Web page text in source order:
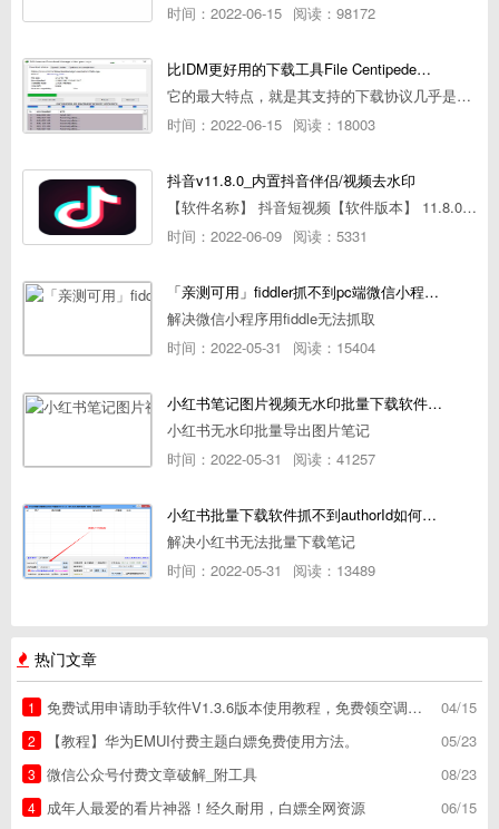
时间：2022-06-15 阅读：98172
比IDM更好用的下载工具File Centipede文件蜈蚣-秒杀迅雷-直接飞起！
它的最大特点，就是其支持的下载协议几乎是市面上最全面的，包括HTTP/FTP、BT种子、磁力链接，m3u8流任务（AES-128解密）。
时间：2022-06-15 阅读：18003
抖音v11.8.0_内置抖音伴侣/视频去水印
【软件名称】 抖音短视频【软件版本】 11.8.0【软件大小】 83.74M【是否Root】不需要【测试机型】PCML10 [oppo Reno Ace]【文字介绍】 抖音短视频app是一款很有意思娱
时间：2022-06-09 阅读：5331
「亲测可用」fiddler抓不到pc端微信小程序包解决方案
解决微信小程序用fiddle无法抓取
时间：2022-05-31
阅读：15404
小红书笔记图片视频无水印批量下载软件使用教程
小红书无水印批量导出图片笔记
时间：2022-05-31
阅读：41257
小红书批量下载软件抓不到authorId如何解决
解决小红书无法批量下载笔记
时间：2022-05-31
阅读：13489
热门文章
04/15
1
免费试用申请助手软件V1.3.6版本使用教程，免费领空调冰箱，附下载地址
05/23
2
【教程】华为EMUI付费主题白嫖免费使用方法。
08/23
3
微信公众号付费文章破解_附工具
06/15
4
成年人最爱的看片神器！经久耐用，白嫖全网资源